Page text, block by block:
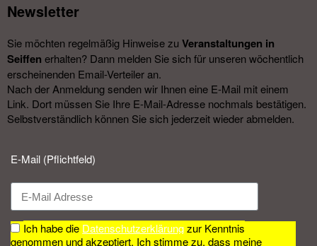
Newsletter​
Sie möchten regelmäßig Hinweise zu Veranstal­tungen in
Seiffen erhalten? Dann melden Sie sich für unseren wöchentlich
erscheinenden Email-Verteiler an.
Nach der Anmeldung senden wir Ihnen eine E-Mail mit einem
Link. Dort müssen Sie Ihre E-Mail-Adresse nochmals bestätigen.
Selbstverständlich können Sie sich jederzeit wieder abmelden.​
E-Mail (Pflichtfeld)
Ich habe die Datenschutzerklärungzur Kenntnis
genommen und akzeptiert. Ich stimme zu, dass meine